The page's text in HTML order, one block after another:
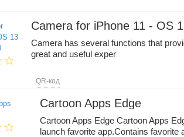
Camera for iPhone 11 - OS
Camera has several functions that
great and useful exper
QR-код
Cartoon Apps Edge
Cartoon Apps Edge Cartoon Apps
launch favorite app.Contains favorite